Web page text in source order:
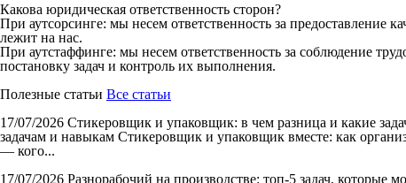
Какова юридическая ответственность сторон?
При аутсорсинге: мы несем ответственность за предоставление
лежит на нас.
При аутстаффинге: мы несем ответственность за соблюдение
постановку задач и контроль их выполнения.
Полезные статьи Все статьи
17/07/2026 Стикеровщик и упаковщик: в чем разница и какие
задачам и навыкам Стикеровщик и упаковщик вместе: как
— кого...
17/07/2026 Разнорабочий на производстве: топ-5 задач, которые